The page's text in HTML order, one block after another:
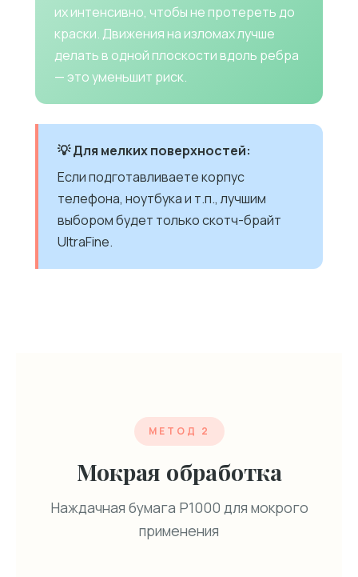
их интенсивно, чтобы не протереть до
краски. Движения на изломах лучше
делать в одной плоскости вдоль ребра
— это уменьшит риск.
💡 Для мелких поверхностей:
Если подготавливаете корпус
телефона, ноутбука и т.п., лучшим
выбором будет только скотч-брайт
UltraFine.
МЕТОД 2
Мокрая обработка
Наждачная бумага P1000 для мокрого
применения